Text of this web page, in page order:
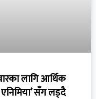
लागि आर्थिक
सँग लड्दै